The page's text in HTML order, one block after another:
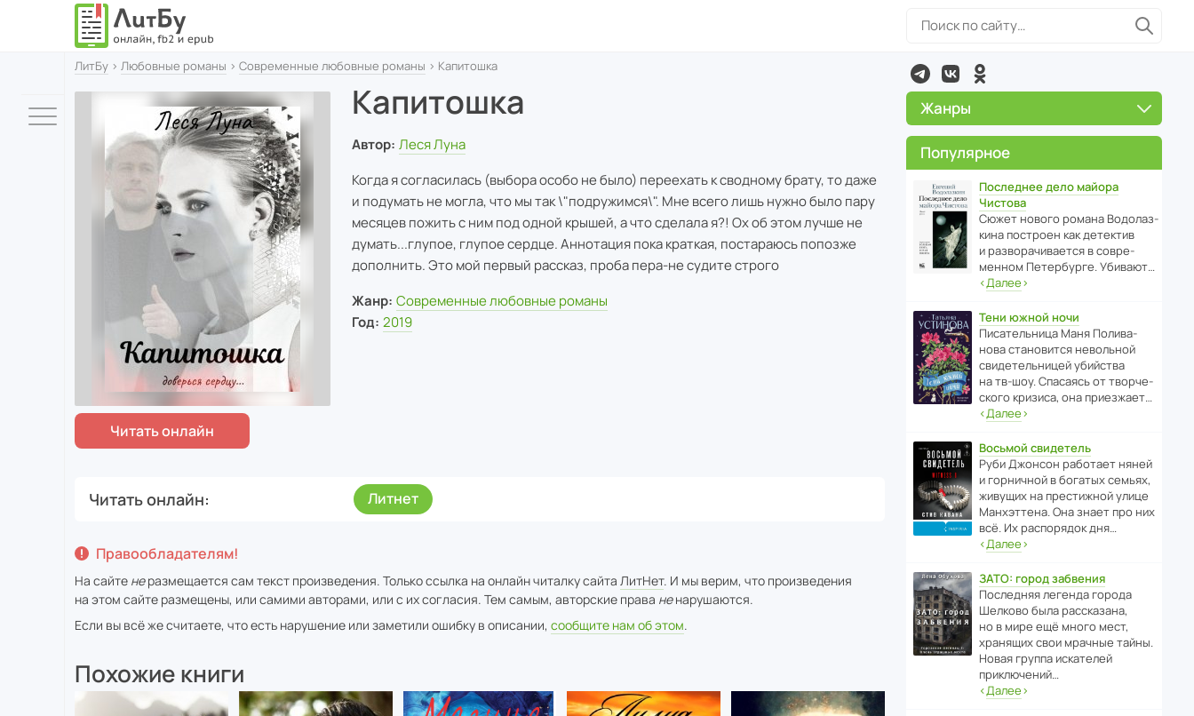
ЛитБу › Любовные романы › Современные любовные романы › Капитошка
Капитошка
Автор: Леся Луна
Когда я согласилась (выбора особо не было) переехать к сводному брату, то даже
и подумать не могла, что мы так \"подружимся\". Мне всего лишь нужно было пару
месяцев пожить с ним под одной крышей, а что сделала я?! Ох об этом лучше не
думать...глупое, глупое сердце. Аннотация пока краткая, постараюсь попозже
дополнить. Это мой первый рассказ, проба пера-не судите строго
Жанр: Современные любовные романы
Год: 2019
Читать онлайн Литнет
Правообладателям!
На сайте неразмещается сам текст произведения. Только ссылка на онлайн читалку сайта ЛитНет. И мы верим, что произведения
на этом сайте размещены, или самими авторами, или с их согласия. Тем самым, авторские права ненарушаются.
Если вы всё же считаете, что есть нарушение или заметили ошибку в описании, сообщите нам об этом.
Похожие книги
Жанры
Популярное
Последнее дело майора
Чистова
Сюжет нового романа Водо­ла­з­
кина пост­роен как дете­ктив
и разво­ра­чи­ва­ется в совре­
менном Пете­р­бурге. Убивают…
‹Далее›
Тени южной ночи
Писа­тель­ница Маня Поли­ва­
нова стано­вится невольной
свиде­тель­ницей убийства
на тв-шоу. Спасаясь от твор­че­
с­кого кризиса, она приезжает…
‹Далее›
Восьмой свидетель
Руби Джонсон рабо­тает няней
и горни­чной в богатых семьях,
живущих на прес­ти­жной улице
Манх­эт­тена. Она знает про них
всё. Их распо­рядок дня…
‹Далее›
ЗАТО: город забвения
После­дняя легенда города
Шелково была расска­зана,
но в мире ещё много мест,
хранящих свои мрачные тайны.
Новая группа иска­телей
приключений…
‹Далее›